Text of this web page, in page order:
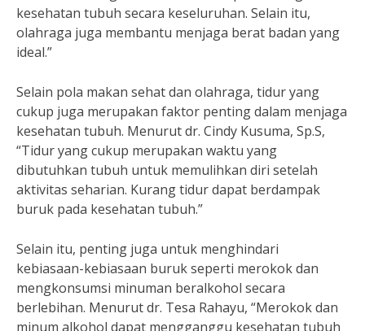
kesehatan tubuh secara keseluruhan. Selain itu,
olahraga juga membantu menjaga berat badan yang
ideal.”
Selain pola makan sehat dan olahraga, tidur yang
cukup juga merupakan faktor penting dalam menjaga
kesehatan tubuh. Menurut dr. Cindy Kusuma, Sp.S,
“Tidur yang cukup merupakan waktu yang
dibutuhkan tubuh untuk memulihkan diri setelah
aktivitas seharian. Kurang tidur dapat berdampak
buruk pada kesehatan tubuh.”
Selain itu, penting juga untuk menghindari
kebiasaan-kebiasaan buruk seperti merokok dan
mengkonsumsi minuman beralkohol secara
berlebihan. Menurut dr. Tesa Rahayu, “Merokok dan
minum alkohol dapat mengganggu kesehatan tubuh